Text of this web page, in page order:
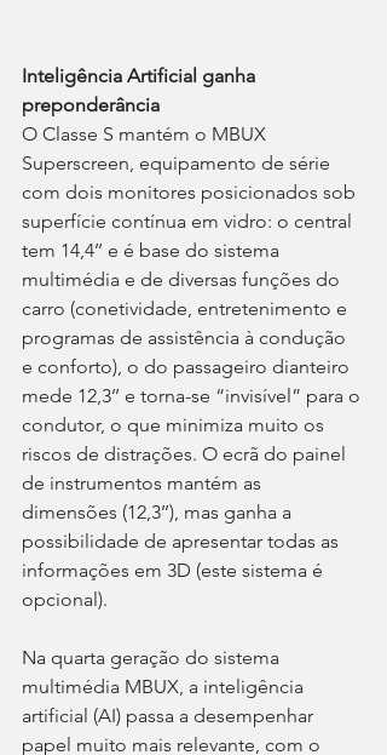
Inteligência Artificial ganha
preponderância
O Classe S mantém o MBUX
Superscreen, equipamento de série
com dois monitores posicionados sob
superfície contínua em vidro: o central
tem 14,4’’ e é base do sistema
multimédia e de diversas funções do
carro (conetividade, entretenimento e
programas de assistência à condução
e conforto), o do passageiro dianteiro
mede 12,3’’ e torna-se “invisível” para o
condutor, o que minimiza muito os
riscos de distrações. O ecrã do painel
de instrumentos mantém as
dimensões (12,3’’), mas ganha a
possibilidade de apresentar todas as
informações em 3D (este sistema é
opcional).
Na quarta geração do sistema
multimédia MBUX, a inteligência
artificial (AI) passa a desempenhar
papel muito mais relevante, com o